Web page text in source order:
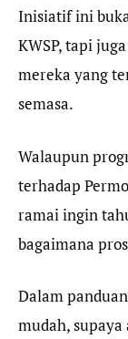
Inisiatif ini
KWSP, tapi
mereka yang
semasa.
Walaupun
terhadap
ramai ingin
bagaimana
Dalam
mudah,